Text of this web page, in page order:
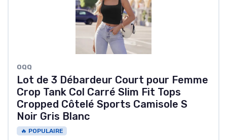
OQQ
Lot de 3 Débardeur Court pour Femme
Crop Tank Col Carré Slim Fit Tops
Cropped Côtelé Sports Camisole S
Noir Gris Blanc
🔥 POPULAIRE